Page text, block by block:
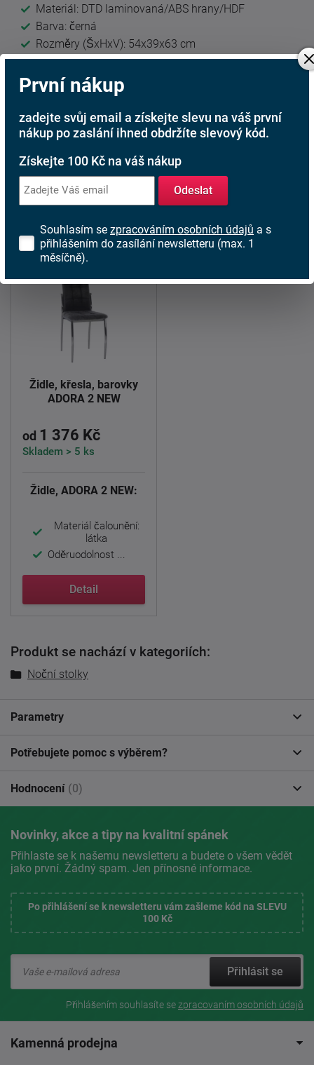
Materiál: DTD laminovaná/ABS hrany/HDF
Barva: černá
Rozměry (ŠxHxV): 54x39x63 cm
Tloušťka materiálu: 1,6 cm
2x šuplík se zlatými úchytkami
Barva nožiček: černá
Výška nožiček: 21 cm
S kovovými úchytkami a nožičkami
Nosnost šuplíku: 5 kg
Doporučujeme připevnit ke zdi. Dodáváno v demontu.
Prvky systému VIVALA
Židle, křesla, barovky
ADORA 2 NEW
od 1 376 Kč
Skladem > 5 ks
Židle, ADORA 2 NEW:
Materiál čalounění:
látka
Oděruodolnost ...
Detail
Produkt se nachází v kategoriích:
Noční stolky
Parametry
Potřebujete pomoc s výběrem?
Hodnocení (0)
Novinky, akce a tipy na kvalitní spánek
Přihlaste se k našemu newsletteru a budete o všem vědět
jako první. Žádný spam. Jen přínosné informace.
Po přihlášení se k newsletteru vám zašleme kód na SLEVU
100 Kč
Přihlásit se
Přihlášením souhlasíte sezpracovaním osobních údajů
Kamenná prodejna
První nákup
zadejte svůj email a získejte slevu na váš první
nákup po zaslání ihned obdržíte slevový kód.
Získejte 100 Kč na váš nákup
Odeslat
Souhlasím se zpracováním osobních údajů a s
přihlášením do zasílání newsletteru (max. 1
měsíčně).